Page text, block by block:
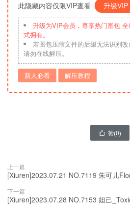
此隐藏内容仅限VIP查看 升级VIP
升级为VIP会员，尊享热门图包
式拥有。
若图包压缩文件的后缀无法识别改
请勿在线解压。
新人必看 解压教程
 赞(0)
上一篇
[Xiuren]2023.07.21 NO.7119 朱可儿
下一篇
[Xiuren]2023.07.28 NO.7153 妲己